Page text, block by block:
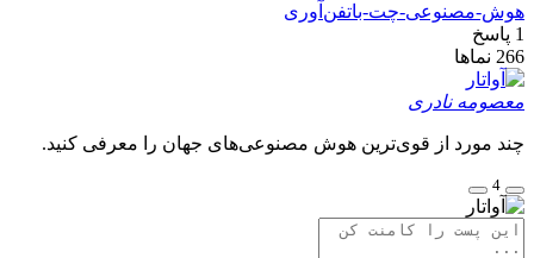
هوش-مصنوعی-چت-باتفن‌آوری
1 پاسخ
266 نماها
معصومه نادری
چند مورد از قوی‌ترین هوش مصنوعی‌های جهان را معرفی کنید.
4